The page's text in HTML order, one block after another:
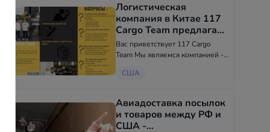
Логистическая
компания в Китае 117
Cargo Team предлагает
свои услуги -
Международные
Вас приветствует 117 Cargo
Team Мы являемся компанией -
Гуанчжоу ,которая работает в
грузоперевозок уже 12 лет
Наши услуги : - Поиск товара,
фабрики...
США
Авиадоставка посылок
и товаров между РФ и
США -